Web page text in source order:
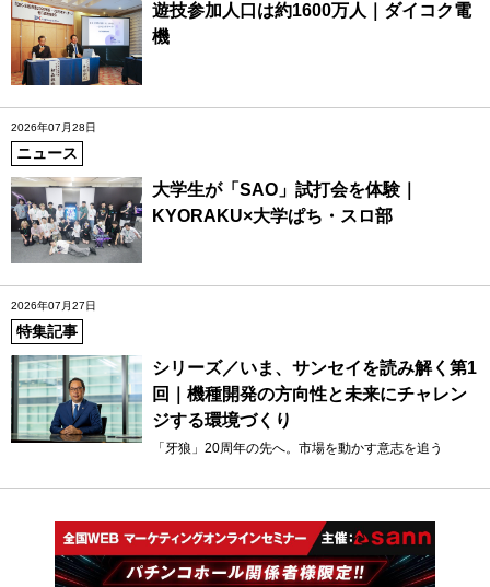
遊技参加人口は約1600万人｜ダイコク電
機
2026年07月28日
ニュース
大学生が「SAO」試打会を体験｜
KYORAKU×大学ぱち・スロ部
2026年07月27日
特集記事
シリーズ／いま、サンセイを読み解く第1
回｜機種開発の方向性と未来にチャレン
ジする環境づくり
「牙狼」20周年の先へ。市場を動かす意志を追う